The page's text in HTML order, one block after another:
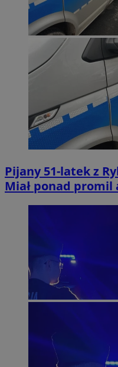
Pijany 51-latek z
Miał ponad promil